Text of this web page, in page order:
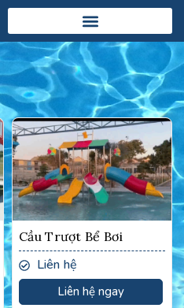
Cầu Trượt Bể Bơi
Liên hệ
Liên hệ ngay